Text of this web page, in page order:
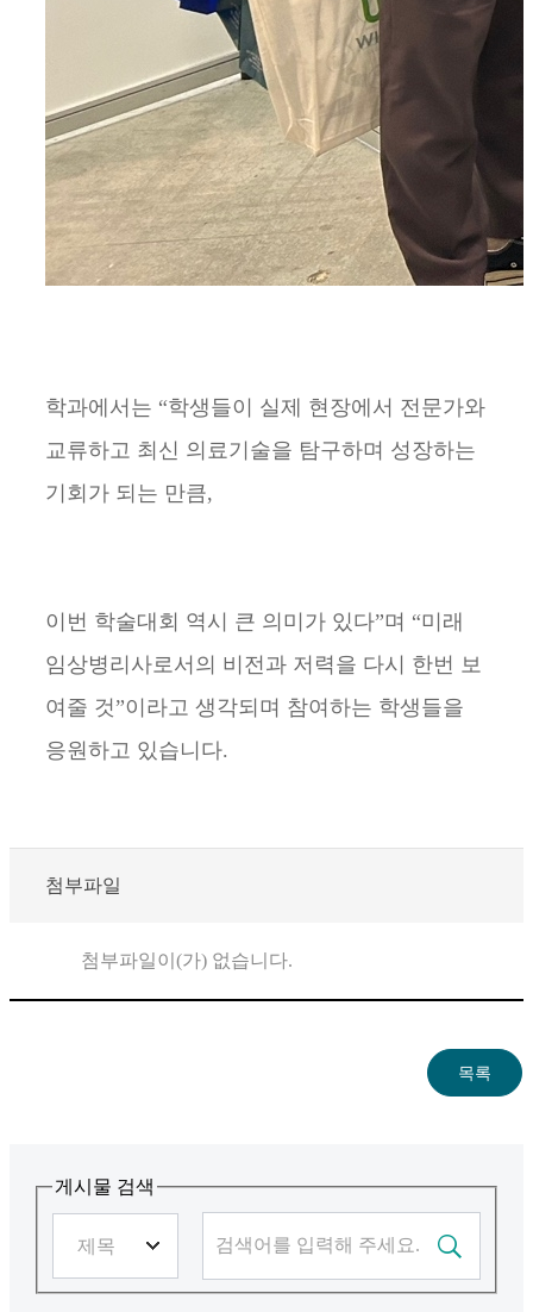
학과에서는 “학생들이 실제 현장에서 전문가와
교류하고 최신 의료기술을 탐구하며 성장하는
기회가 되는 만큼,
이번 학술대회 역시 큰 의미가 있다”며 “미래
임상병리사로서의 비전과 저력을 다시 한번 보
여줄 것”이라고 생각되며 참여하는 학생들을
응원하고 있습니다.
첨부파일
첨부파일이(가) 없습니다.
게시물 검색